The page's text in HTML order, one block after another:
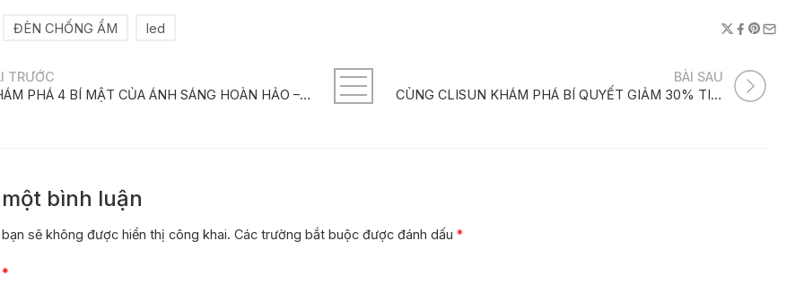
ĐÈN CHỐNG ẨM led
TRƯỚC
KHÁM PHÁ 4 BÍ MẬT CỦA ÁNH SÁNG HOÀN HẢO – CHỈ SỐ HOÀN MÀU CÙNG CLISUN
BÀI SAU
CÙNG CLISUN KHÁM PHÁ BÍ QUYẾT GIẢM 30% TIỀN ĐIỆN MỖI THÁNG
bình luận
sẽ không được hiển thị công khai. Các trường bắt buộc được đánh dấu *
*